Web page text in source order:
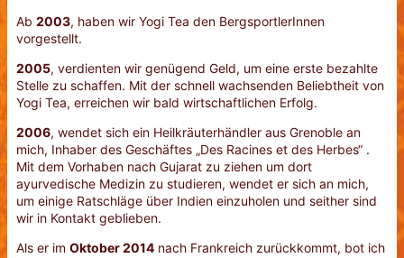
Ab 2003, haben wir Yogi Tea den BergsportlerInnen
vorgestellt.
2005, verdienten wir genügend Geld, um eine erste bezahlte
Stelle zu schaffen. Mit der schnell wachsenden Beliebtheit von
Yogi Tea, erreichen wir bald wirtschaftlichen Erfolg.
2006, wendet sich ein Heilkräuterhändler aus Grenoble an
mich, Inhaber des Geschäftes „Des Racines et des Herbes“ .
Mit dem Vorhaben nach Gujarat zu ziehen um dort
ayurvedische Medizin zu studieren, wendet er sich an mich,
um einige Ratschläge über Indien einzuholen und seither sind
wir in Kontakt geblieben.
Als er im Oktober 2014nach Frankreich zurückkommt, bot ich